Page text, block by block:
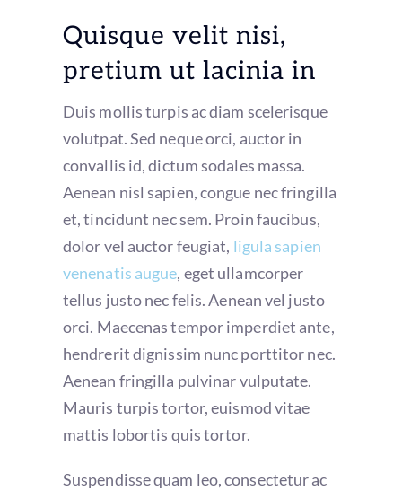
Quisque velit nisi,
pretium ut lacinia in
Duis mollis turpis ac diam scelerisque
volutpat. Sed neque orci, auctor in
convallis id, dictum sodales massa.
Aenean nisl sapien, congue nec fringilla
et, tincidunt nec sem. Proin faucibus,
dolor vel auctor feugiat, ligula sapien
venenatis augue, eget ullamcorper
tellus justo nec felis. Aenean vel justo
orci. Maecenas tempor imperdiet ante,
hendrerit dignissim nunc porttitor nec.
Aenean fringilla pulvinar vulputate.
Mauris turpis tortor, euismod vitae
mattis lobortis quis tortor.
Suspendisse quam leo, consectetur ac